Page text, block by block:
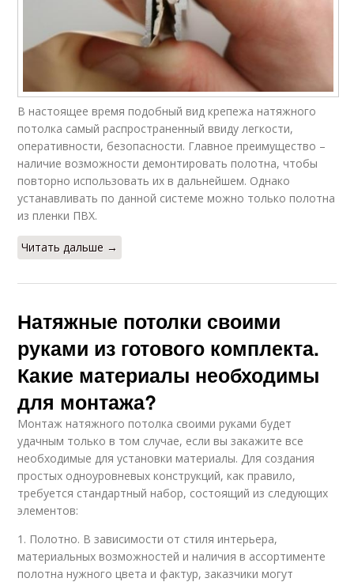
В настоящее время подобный вид крепежа натяжного
потолка самый распространенный ввиду легкости,
оперативности, безопасности. Главное преимущество –
наличие возможности демонтировать полотна, чтобы
повторно использовать их в дальнейшем. Однако
устанавливать по данной системе можно только полотна
из пленки ПВХ.
Читать дальше →
Натяжные потолки своими
руками из готового комплекта.
Какие материалы необходимы
для монтажа?
Монтаж натяжного потолка своими руками будет
удачным только в том случае, если вы закажите все
необходимые для установки материалы. Для создания
простых одноуровневых конструкций, как правило,
требуется стандартный набор, состоящий из следующих
элементов:
1. Полотно. В зависимости от стиля интерьера,
материальных возможностей и наличия в ассортименте
полотна нужного цвета и фактур, заказчики могут